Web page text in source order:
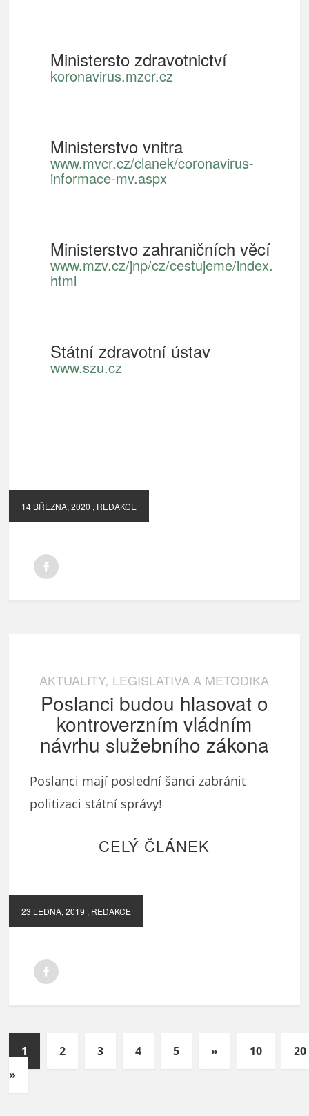
Ministersto zdravotnictví
koronavirus.mzcr.cz
Ministerstvo vnitra
www.mvcr.cz/clanek/coronavirus-
informace-mv.aspx
Ministerstvo zahraničních věcí
www.mzv.cz/jnp/cz/cestujeme/index.
html
Státní zdravotní ústav
www.szu.cz
14 BŘEZNA, 2020 , REDAKCE
AKTUALITY, LEGISLATIVA A METODIKA
Poslanci budou hlasovat o
kontroverzním vládním
návrhu služebního zákona
Poslanci mají poslední šanci zabránit
politizaci státní správy!
CELÝ ČLÁNEK
23 LEDNA, 2019 , REDAKCE
1 2 3 4 5 » 10
20
»